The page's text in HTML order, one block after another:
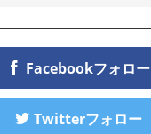
Facebookフォロー
Twitterフォロー